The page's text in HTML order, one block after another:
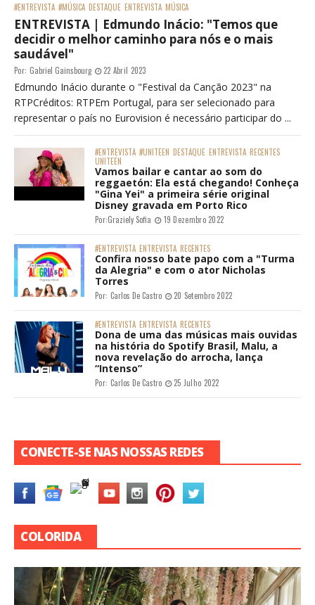
#ENTREVISTA #MÚSICA DESTAQUE ENTREVISTA MÚSICA
ENTREVISTA | Edmundo Inácio: "Temos que
decidir o melhor caminho para nós e o mais
saudável"
Por: Gabriel Gainsbourg 22 Abril 2023
Edmundo Inácio durante o "Festival da Canção 2023" na
RTPCréditos: RTPEm Portugal, para ser selecionado para
representar o país no Eurovision é necessário participar do ...
#ENTREVISTA #UNITEEN DESTAQUE ENTREVISTA RECENTES
UNITEEN
Vamos bailar e cantar ao som do
reggaetón: Ela está chegando! Conheça
"Gina Yei" a primeira série original
Disney gravada em Porto Rico
Por:Graziely Sofia 19 Dezembro 2022
#ENTREVISTA ENTREVISTA RECENTES
Confira nosso bate papo com a "Turma
da Alegria" e com o ator Nicholas
Torres
Por: Carlos De Castro 20 Setembro 2022
#ENTREVISTA ENTREVISTA RECENTES
Dona de uma das músicas mais ouvidas
na história do Spotify Brasil, Malu, a
nova revelação do arrocha, lança
“Intenso”
Por: Carlos De Castro 25 Julho 2022
CONECTE-SE NAS NOSSAS REDES
COLORIDA